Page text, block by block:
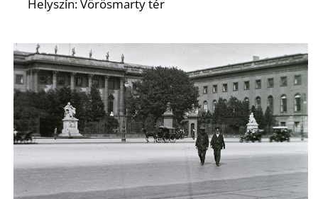
Helyszín: Vörösmarty tér